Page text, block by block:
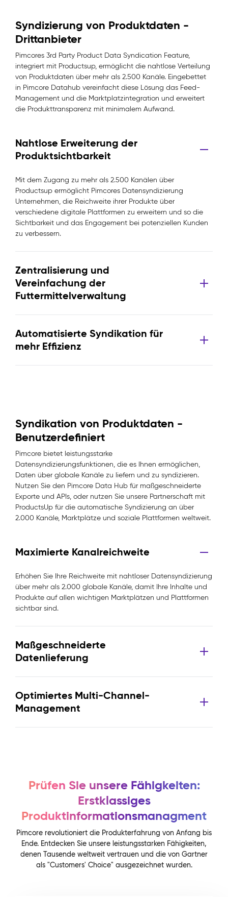
Syndizierung von Produktdaten -
Drittanbieter
Pimcores 3rd Party Product Data Syndication Feature,
integriert mit Productsup, ermöglicht die nahtlose Verteilung
von Produktdaten über mehr als 2.500 Kanäle. Eingebettet
in Pimcore Datahub vereinfacht diese Lösung das Feed-
Management und die Marktplatzintegration und erweitert
die Produkttransparenz mit minimalem Aufwand.
Nahtlose Erweiterung der
Produktsichtbarkeit
Mit dem Zugang zu mehr als 2.500 Kanälen über
Productsup ermöglicht Pimcores Datensyndizierung
Unternehmen, die Reichweite ihrer Produkte über
verschiedene digitale Plattformen zu erweitern und so die
Sichtbarkeit und das Engagement bei potenziellen Kunden
zu verbessern.
Zentralisierung und
Vereinfachung der
Futtermittelverwaltung
Automatisierte Syndikation für
mehr Effizienz
Syndikation von Produktdaten -
Benutzerdefiniert
Pimcore bietet leistungsstarke
Datensyndizierungsfunktionen, die es Ihnen ermöglichen,
Daten über globale Kanäle zu liefern und zu syndizieren.
Nutzen Sie den Pimcore Data Hub für maßgeschneiderte
Exporte und APIs, oder nutzen Sie unsere Partnerschaft mit
ProductsUp für die automatische Syndizierung an über
2.000 Kanäle, Marktplätze und soziale Plattformen weltweit.
Maximierte Kanalreichweite
Erhöhen Sie Ihre Reichweite mit nahtloser Datensyndizierung
über mehr als 2.000 globale Kanäle, damit Ihre Inhalte und
Produkte auf allen wichtigen Marktplätzen und Plattformen
sichtbar sind.
Maßgeschneiderte
Datenlieferung
Optimiertes Multi-Channel-
Management
Prüfen Sie unsere Fähigkeiten:
Erstklassiges
Produktinformationsmanagment
Pimcore revolutioniert die Produkterfahrung von Anfang bis
Ende. Entdecken Sie unsere leistungsstarken Fähigkeiten,
denen Tausende weltweit vertrauen und die von Gartner
als "Customers' Choice" ausgezeichnet wurden.